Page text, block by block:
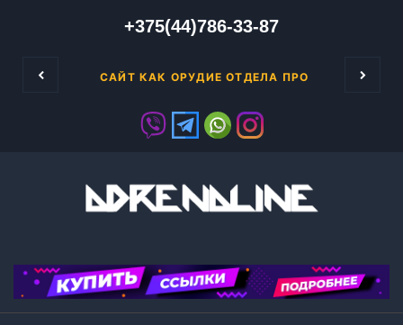
+375(44)786-33-87
необходимо приобрести
САЙТ КАК ОРУДИЕ ОТДЕЛА ПРОДАЖ.